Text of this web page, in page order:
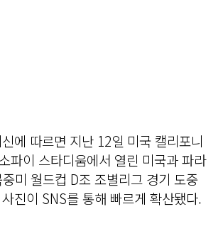
에 따르면 지난 12일 미국 캘리포니
파이 스타디움에서 열린 미국과 파라
미 월드컵 D조 조별리그 경기 도중
진이 SNS를 통해 빠르게 확산됐다.